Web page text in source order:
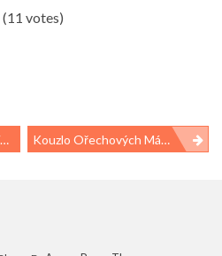
votes)
Kouzlo Ořechových Másel